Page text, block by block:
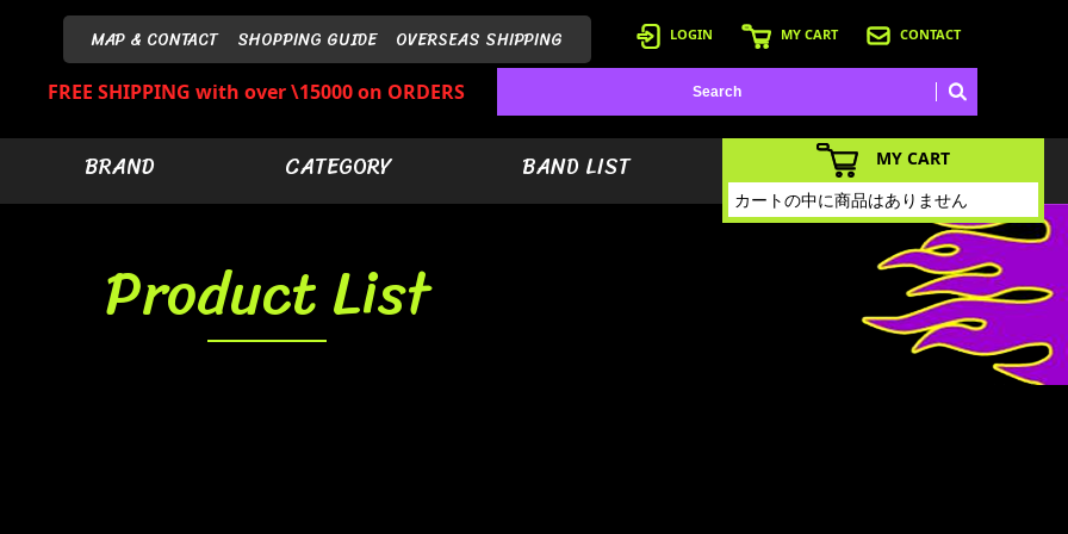
MAP & CONTACT SHOPPING GUIDE OVERSEAS SHIPPING LOGIN MY CART CONTACT
FREE SHIPPING with over \15000 on ORDERS
BRAND CATEGORY BAND LIST
Product List
MY CART
カートの中に商品はありません